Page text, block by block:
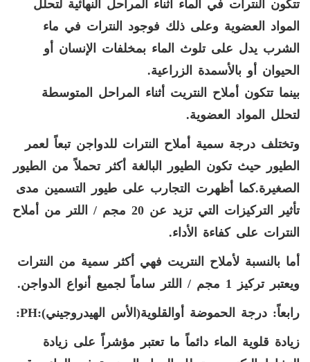
تتكون النترات في الماء أثناء المراحل النهائية لتحلل
المواد العضوية وعلى ذلك فوجود النترات في ماء
الشرب يدل على تلوث الماء بمخلفات الإنسان أو
الحيوان أو بالأسمدة الزراعية.
بينما تتكون أملاح النتريت أثناء المراحل المتوسطة
لتحلل المواد العضوية.
وتختلف درجة سمية أملاح النترات للدواجن تبعاً لعمر
الطيور حيث تكون الطيور البالغة أكثر تحملاً من الطيور
الصغيرة.كما أظهرت التجارب على طيور التسمين مدى
تأثير التركيزات التي تزيد عن 20 مجم / اللتر من أملاح
النترات على كفاءة الأداء.
أما بالنسبة لأملاح النتريت فهي أكثر سمية من النترات
ويعتبر تركيز 1 مجم / اللتر ساماً لجميع أنواع الدواجن.
رابعاً: درجة الحموضة أوالقلوية(الأس الهيدروجيني):PH
:
زيادة قلوية الماء دائماً ما تعتبر مؤشراً على زيادة